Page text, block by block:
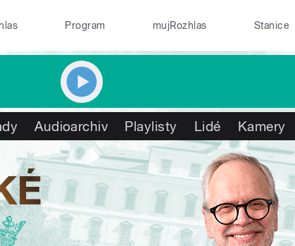
Program mujRozhlas Stanice
Audioarchiv Playlisty Lidé Kamery